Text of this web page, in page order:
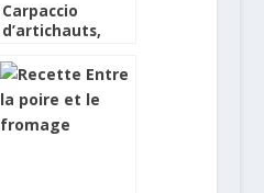
Carpaccio
d’artichauts,
dés d’orange,
petites feuilles
d’estragon,
basilic,